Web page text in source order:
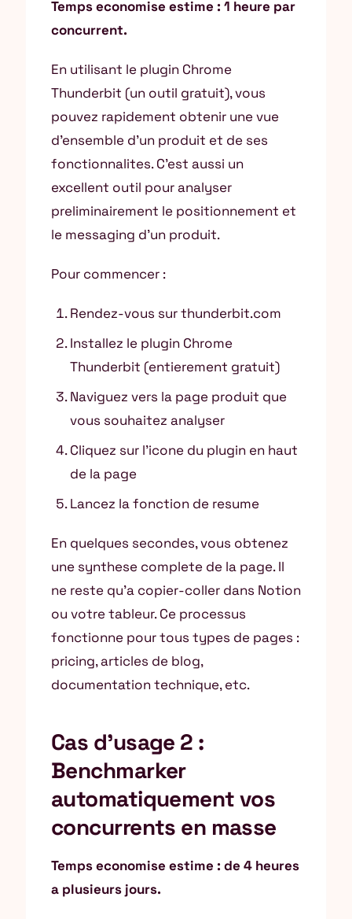
Temps economise estime : 1 heure par
concurrent.
En utilisant le plugin Chrome
Thunderbit (un outil gratuit), vous
pouvez rapidement obtenir une vue
d’ensemble d’un produit et de ses
fonctionnalites. C’est aussi un
excellent outil pour analyser
preliminairement le positionnement et
le messaging d’un produit.
Pour commencer :
Rendez-vous sur thunderbit.com
Installez le plugin Chrome
Thunderbit (entierement gratuit)
Naviguez vers la page produit que
vous souhaitez analyser
Cliquez sur l’icone du plugin en haut
de la page
Lancez la fonction de resume
En quelques secondes, vous obtenez
une synthese complete de la page. Il
ne reste qu’a copier-coller dans Notion
ou votre tableur. Ce processus
fonctionne pour tous types de pages :
pricing, articles de blog,
documentation technique, etc.
Cas d’usage 2 :
Benchmarker
automatiquement vos
concurrents en masse
Temps economise estime : de 4 heures
a plusieurs jours.